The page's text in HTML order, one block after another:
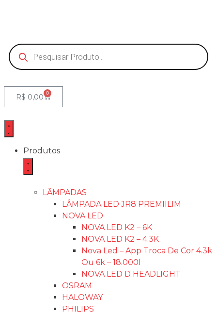
R$ 0,00 0
Produtos
LÂMPADAS
LÂMPADA LED JR8 PREMIILIM
NOVA LED
NOVA LED K2 – 6K
NOVA LED K2 – 4.3K
Nova Led – App Troca De Cor 4.3k
Ou 6k – 18.000l
NOVA LED D HEADLIGHT
OSRAM
HALOWAY
PHILIPS